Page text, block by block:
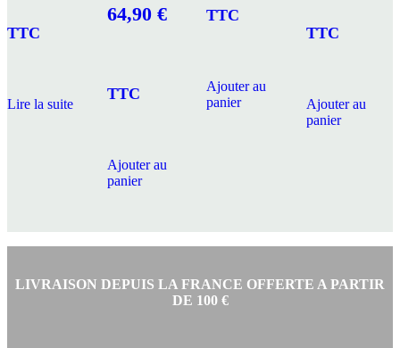
TTC
Lire la suite
64,90 €
TTC
Ajouter au
panier
169,90 €.
TTC
Ajouter au
panier
TTC
Ajouter au
panier
LIVRAISON DEPUIS LA FRANCE OFFERTE A PARTIR
DE 100 €